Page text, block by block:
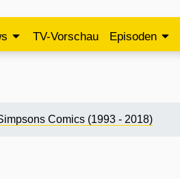
TV-Vorschau Episoden
Comics (1993 - 2018)